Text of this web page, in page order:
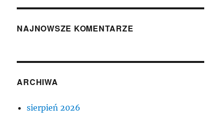
NAJNOWSZE KOMENTARZE
ARCHIWA
sierpień 2026